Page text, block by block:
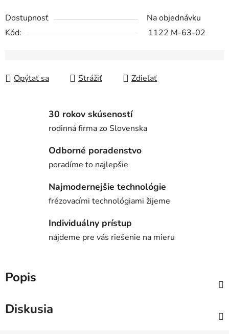
Dostupnosť
Na objednávku
Kód:
1122 M-63-02
Opýtať sa Strážiť Zdieľať
30 rokov skúseností
rodinná firma zo Slovenska
Odborné poradenstvo
poradíme to najlepšie
Najmodernejšie technológie
frézovacími technológiami žijeme
Individuálny prístup
nájdeme pre vás riešenie na mieru
Popis
Diskusia